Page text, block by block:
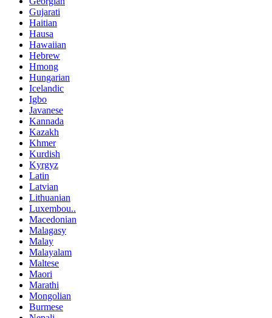
Gujarati
Haitian
Hausa
Hawaiian
Hebrew
Hmong
Hungarian
Icelandic
Igbo
Javanese
Kannada
Kazakh
Khmer
Kurdish
Kyrgyz
Latin
Latvian
Lithuanian
Luxembou..
Macedonian
Malagasy
Malay
Malayalam
Maltese
Maori
Marathi
Mongolian
Burmese